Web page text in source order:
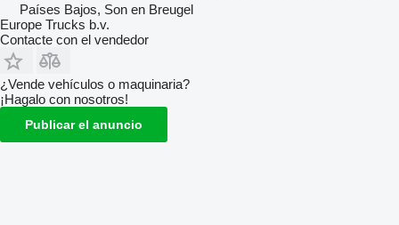
Países Bajos, Son en Breugel
Europe Trucks b.v.
Contacte con el vendedor
¿Vende vehículos o maquinaria?
¡Hagalo con nosotros!
Publicar el anuncio